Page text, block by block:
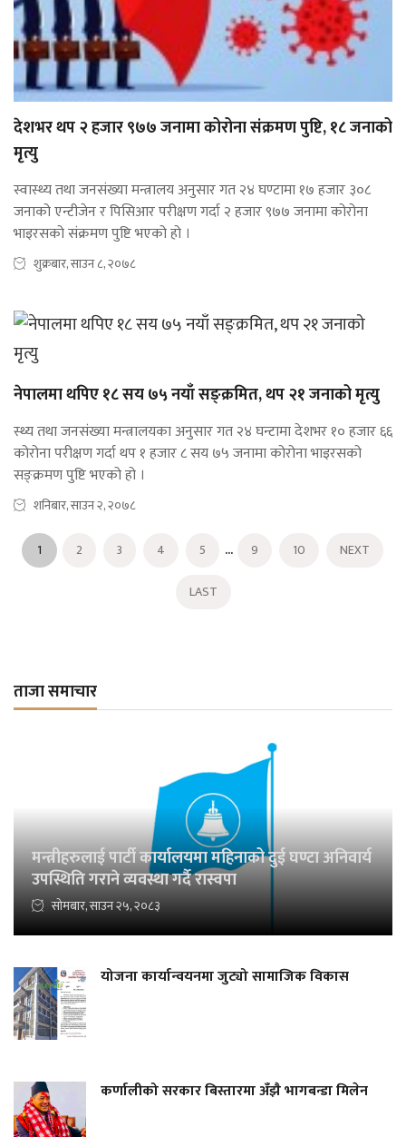
देशभर थप २ हजार ९७७ जनामा कोरोना संक्रमण पुष्टि, १८ जनाको
मृत्यु
स्वास्थ्य तथा जनसंख्या मन्त्रालय अनुसार गत २४ घण्टामा १७ हजार ३०८
जनाको एन्टीजेन र पिसिआर परीक्षण गर्दा २ हजार ९७७ जनामा कोरोना
भाइरसको संक्रमण पुष्टि भएको हो ।
शुक्रबार, साउन ८, २०७८
नेपालमा थपिए १८ सय ७५ नयाँ सङ्क्रमित, थप २१ जनाको मृत्यु
स्थ्य तथा जनसंख्या मन्त्रालयका अनुसार गत २४ घन्टामा देशभर १० हजार ६६
कोरोना परीक्षण गर्दा थप १ हजार ८ सय ७५ जनामा कोरोना भाइरसको
सङ्क्रमण पुष्टि भएको हो ।
शनिबार, साउन २, २०७८
1 2 3 4 5 ... 9 10
NEXT
LAST
ताजा समाचार
मन्त्रीहरुलाई पार्टी कार्यालयमा महिनाको दुई घण्टा अनिवार्य
उपस्थिति गराने व्यवस्था गर्दै रास्वपा
सोमबार, साउन २५, २०८३
योजना कार्यान्वयनमा जुट्यो सामाजिक विकास
कर्णालीको सरकार बिस्तारमा अँझै भागबन्डा मिलेन